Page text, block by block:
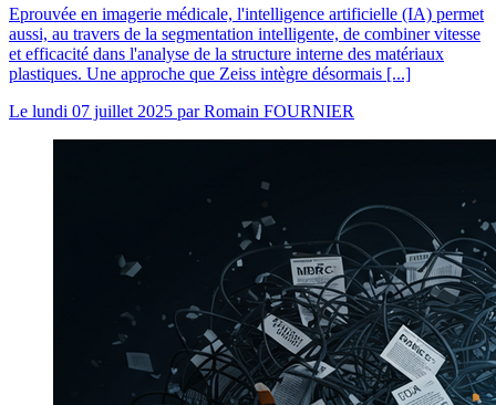
Eprouvée en imagerie médicale, l'intelligence artificielle (IA) permet
aussi, au travers de la segmentation intelligente, de combiner vitesse
et efficacité dans l'analyse de la structure interne des matériaux
plastiques. Une approche que Zeiss intègre désormais [...]
Le lundi 07 juillet 2025 parRomain FOURNIER